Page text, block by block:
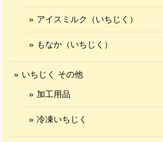
アイスミルク（いちじく）
もなか（いちじく）
いちじく その他
加工用品
冷凍いちじく